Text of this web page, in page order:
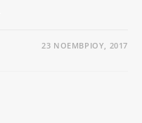
23 ΝΟΕΜΒΡΊΟΥ, 2017